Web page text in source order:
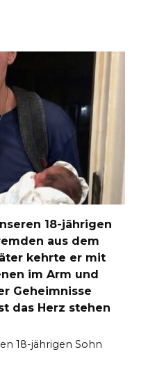
18-jährigen
aus dem
kehrte er mit
im Arm und
Geheimnisse
das Herz stehen
18-jährigen Sohn